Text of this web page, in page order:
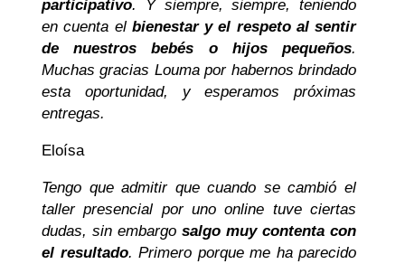
participativo. Y siempre, siempre, teniendo
en cuenta el bienestar y el respeto al sentir
de nuestros bebés o hijos pequeños.
Muchas gracias Louma por habernos brindado
esta oportunidad, y esperamos próximas
entregas.
Eloísa
Tengo que admitir que cuando se cambió el
taller presencial por uno online tuve ciertas
dudas, sin embargo salgo muy contenta con
el resultado. Primero porque me ha parecido